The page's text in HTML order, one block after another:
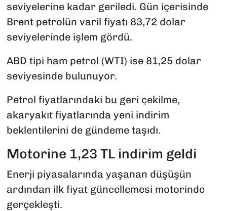
seviyelerine kadar geriledi. Gün içerisinde
Brent petrolün varil fiyatı 83,72 dolar
seviyelerinde işlem gördü.
ABD tipi ham petrol (WTI) ise 81,25 dolar
seviyesinde bulunuyor.
Petrol fiyatlarındaki bu geri çekilme,
akaryakıt fiyatlarında yeni indirim
beklentilerini de gündeme taşıdı.
Motorine 1,23 TL indirim geldi
Enerji piyasalarında yaşanan düşüşün
ardından ilk fiyat güncellemesi motorinde
gerçekleşti.